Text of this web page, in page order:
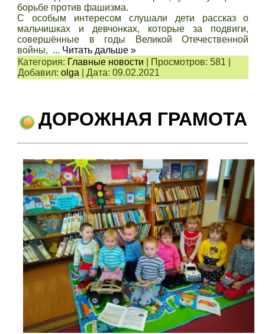
борьбе против фашизма.
С особым интересом слушали дети рассказ о
мальчишках и девчонках, которые за подвиги,
совершённые в годы Великой Отечественной
войны, ... Читать дальше »
Категория: Главные новости Просмотров: 581
Добавил: olga |Дата: 09.02.2021
ДОРОЖНАЯ ГРАМОТА